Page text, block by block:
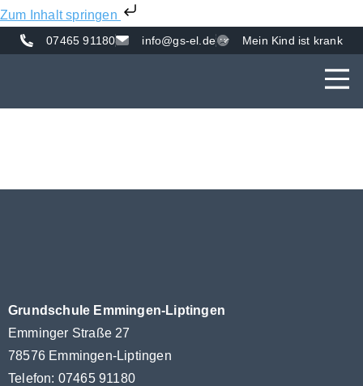
Zum Inhalt springen
07465 91180 info@gs-el.de Mein Kind ist krank
Grundschule Emmingen-Liptingen
Emminger Straße 27
78576 Emmingen-Liptingen
Telefon: 07465 91180